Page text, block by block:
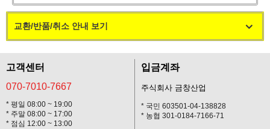
교환/반품/취소 안내 보기
고객센터
070-7010-7667
* 평일 08:00 ~ 19:00
* 주말 08:00 ~ 17:00
* 점심 12:00 ~ 13:00
입금계좌
주식회사 금창산업
* 국민 603501-04-138828
* 농협 301-0184-7166-71